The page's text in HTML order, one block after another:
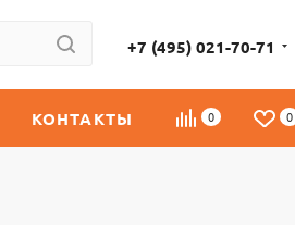
+7 (495) 021-70-71
0 0
КОНТАКТЫ